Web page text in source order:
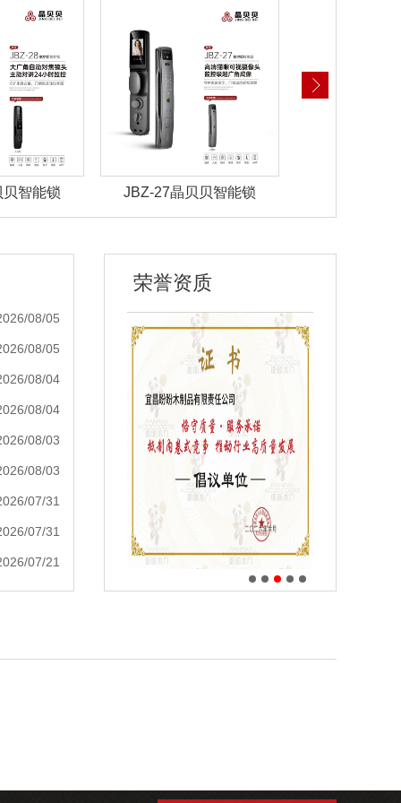
智能锁 JBZ-27晶贝贝智能锁
08/05
08/05
08/04
08/04
08/03
08/03
07/31
07/31
07/21
荣誉资质